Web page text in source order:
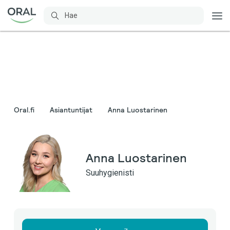
Oral.fi Asiantuntijat Anna Luostarinen
Anna Luostarinen
Suuhygienisti